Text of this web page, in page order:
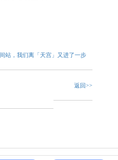
站，我们离「天宫」又进了一步
返回>>